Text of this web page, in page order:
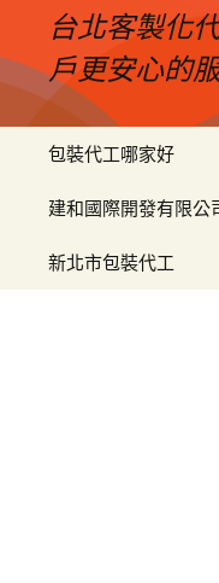
台北客製化
戶更安心的
包裝代工哪家好
建和國際開發有限公
新北市包裝代工